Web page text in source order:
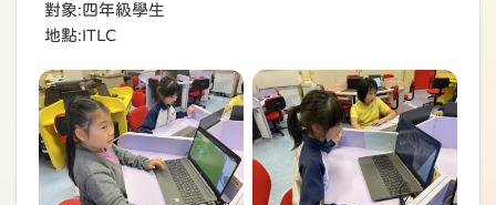
對象:四年級學生
地點:ITLC